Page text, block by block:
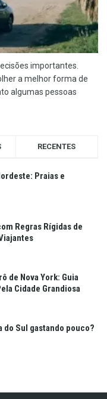
importantes.
a melhor forma de
algumas pessoas
RECENTES
Praias e
Regras Rígidas de
de Nova York: Guia
Cidade Grandiosa
do Sul gastando pouco?